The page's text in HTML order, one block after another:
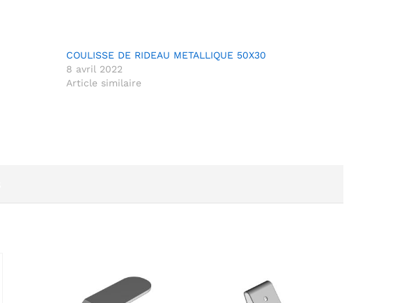
COULISSE DE RIDEAU METALLIQUE 50X30
8 avril 2022
Article similaire